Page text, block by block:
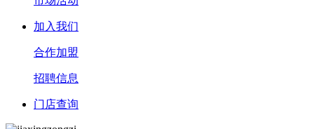
加入我们
合作加盟
招聘信息
门店查询